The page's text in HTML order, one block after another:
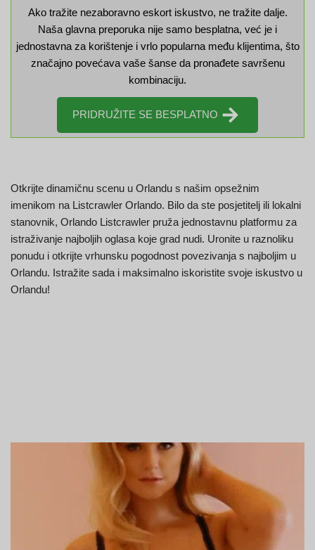
Ako tražite nezaboravno eskort iskustvo, ne tražite dalje.
Naša glavna preporuka nije samo besplatna, već je i
jednostavna za korištenje i vrlo popularna među klijentima, što
značajno povećava vaše šanse da pronađete savršenu
kombinaciju.
PRIDRUŽITE SE BESPLATNO
Otkrijte dinamičnu scenu u Orlandu s našim opsežnim
imenikom na Listcrawler Orlando. Bilo da ste posjetitelj ili lokalni
stanovnik, Orlando Listcrawler pruža jednostavnu platformu za
istraživanje najboljih oglasa koje grad nudi. Uronite u raznoliku
ponudu i otkrijte vrhunsku pogodnost povezivanja s najboljim u
Orlandu. Istražite sada i maksimalno iskoristite svoje iskustvo u
Orlandu!